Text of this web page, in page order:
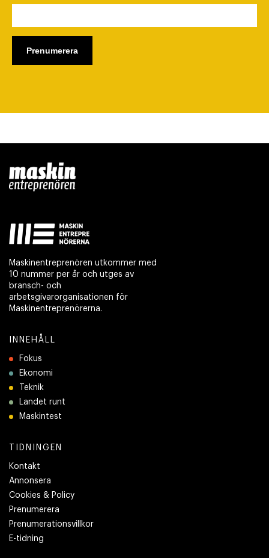
Maskinentreprenören utkommer med
10 nummer per år och utges av
bransch- och
arbetsgivarorganisationen för
Maskinentreprenörerna.
INNEHÅLL
Fokus
Ekonomi
Teknik
Landet runt
Maskintest
TIDNINGEN
Kontakt
Annonsera
Cookies & Policy
Prenumerera
Prenumerationsvillkor
E-tidning